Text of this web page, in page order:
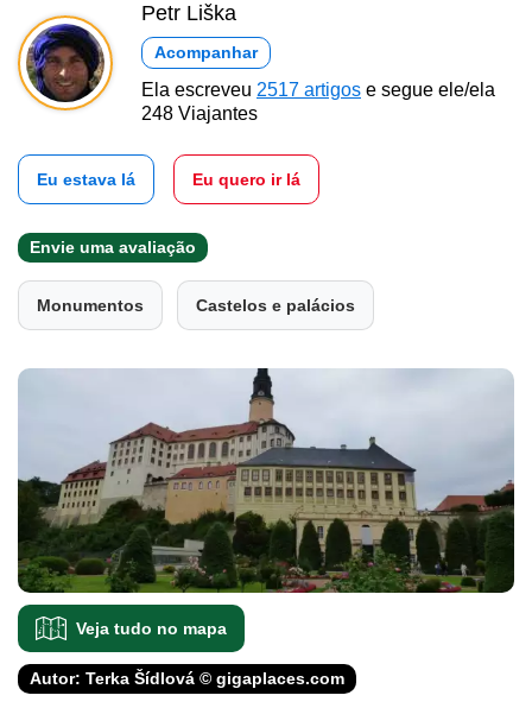
Petr Liška
Acompanhar
Ela escreveu 2517 artigos e segue ele/ela
248 Viajantes
Eu estava lá Eu quero ir lá
Envie uma avaliação
Monumentos Castelos e palácios
Veja tudo no mapa
Autor: Terka Šídlová © gigaplaces.com